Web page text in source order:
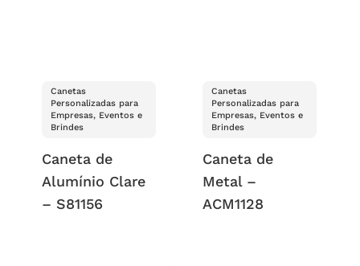
Canetas
Personalizadas para
Empresas, Eventos e
Brindes
Caneta de
Alumínio Clare
– S81156
Canetas
Personalizadas para
Empresas, Eventos e
Brindes
Caneta de
Metal –
ACM1128